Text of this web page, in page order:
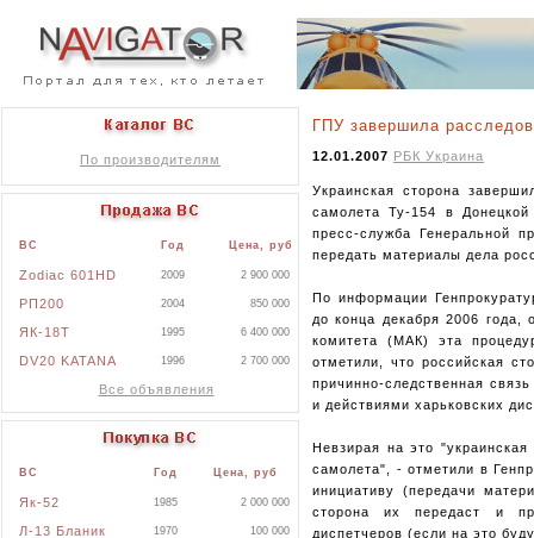
По производителям
ВС Год Цена, руб
Zodiac 601HD 2009 2 900 000
РП200 2004 850 000
ЯК-18Т 1995 6 400 000
DV20 KATANA 1996 2 700 000
Все объявления
ВС Год Цена, руб
Як-52 1985 2 000 000
Л-13 Бланик 1970 100 000
ГПУ завершила
12.01.2007 РБК Украина
Украинская сторона
самолета Ту-154 в
пресс-служба Генеральной
передать материалы дела
По информации
до конца декабря 2006 года,
комитета (МАК) эта
отметили, что российская
причинно-следственная
и действиями харьковских
Невзирая на это
самолета", - отметили в
инициативу (передачи
сторона их передаст и
диспетчеров (если на это